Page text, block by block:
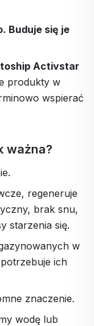
Buduje się je
Activstar
produkty w
wspierać
ważna?
regeneruje
brak snu,
starzenia się.
w
ich
znaczenie.
wodę lub